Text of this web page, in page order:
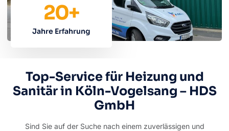
Jahre Erfahrung
20+
Top-Service für Heizung und
Sanitär in Köln-Vogelsang – HDS
GmbH
Sind Sie auf der Suche nach einem zuverlässigen und